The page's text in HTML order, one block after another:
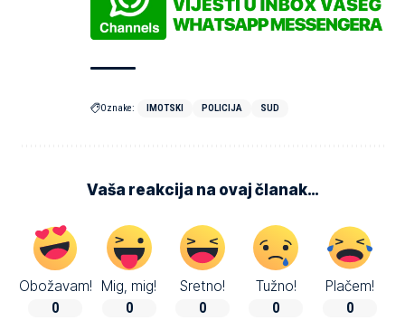
Oznake: IMOTSKI POLICIJA SUD
Vaša reakcija na ovaj članak…
Obožavam!
0
Mig, mig!
0
Sretno!
0
Tužno!
0
Plačem!
0